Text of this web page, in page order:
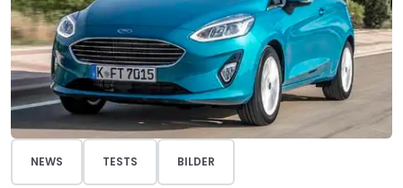
NEWS TESTS BILDER